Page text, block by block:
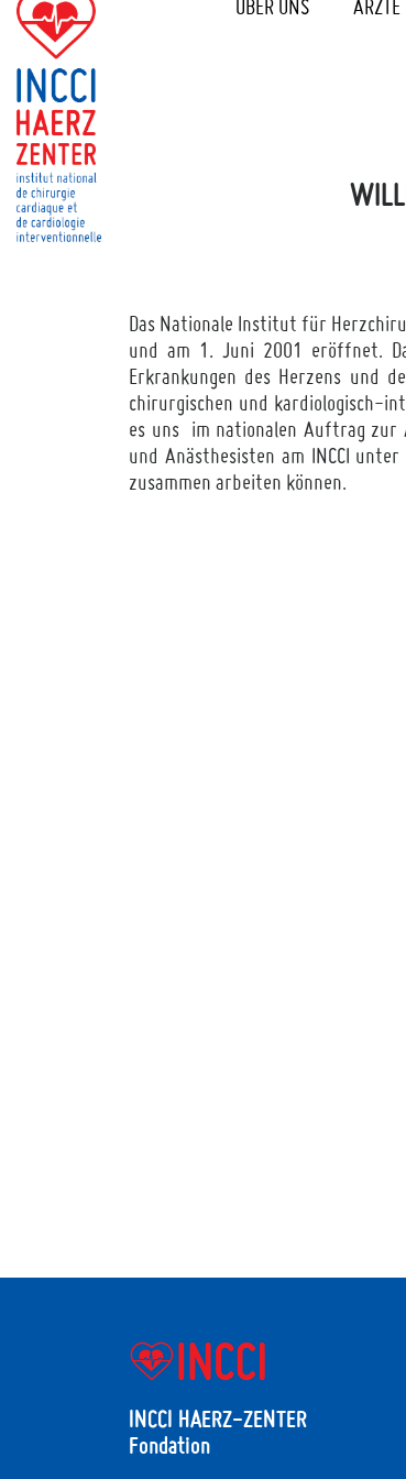
ÜBER UNS ÄRZTE
Das Nationale Institut für
und am 1. Juni 2001 eröffnet.
Erkrankungen des Herzens und
chirurgischen und kardiologisch-
es uns im nationalen Auftrag zur
und Anästhesisten am INCCI
zusammen arbeiten können.
INCCI HAERZ-ZENTER
Fondation